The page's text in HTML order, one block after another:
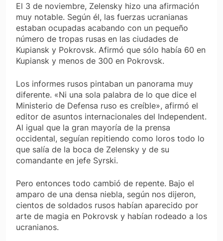
El 3 de noviembre, Zelensky hizo una afirmación
muy notable. Según él, las fuerzas ucranianas
estaban ocupadas acabando con un pequeño
número de tropas rusas en las ciudades de
Kupiansk y Pokrovsk. Afirmó que sólo había 60 en
Kupiansk y menos de 300 en Pokrovsk.
Los informes rusos pintaban un panorama muy
diferente. «Ni una sola palabra de lo que dice el
Ministerio de Defensa ruso es creíble», afirmó el
editor de asuntos internacionales del Independent.
Al igual que la gran mayoría de la prensa
occidental, seguían repitiendo como loros todo lo
que salía de la boca de Zelensky y de su
comandante en jefe Syrski.
Pero entonces todo cambió de repente. Bajo el
amparo de una densa niebla, según nos dijeron,
cientos de soldados rusos habían aparecido por
arte de magia en Pokrovsk y habían rodeado a los
ucranianos.